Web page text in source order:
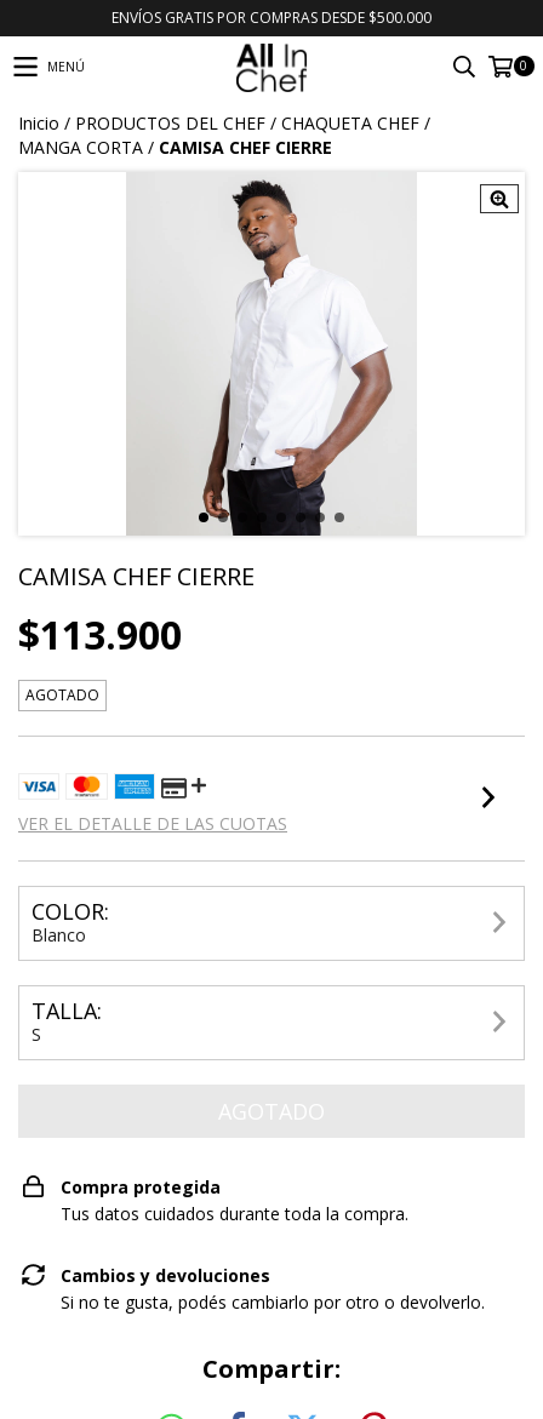
ENVÍOS GRATIS POR COMPRAS DESDE $500.000
MENÚ 0
Inicio / PRODUCTOS DEL CHEF / CHAQUETA CHEF /
MANGA CORTA / CAMISA CHEF CIERRE
CAMISA CHEF CIERRE
$113.900
AGOTADO
VER EL DETALLE DE LAS CUOTAS
COLOR:
Blanco
TALLA:
S
Compra protegida
Tus datos cuidados durante toda la compra.
Cambios y devoluciones
Si no te gusta, podés cambiarlo por otro o devolverlo.
Compartir: